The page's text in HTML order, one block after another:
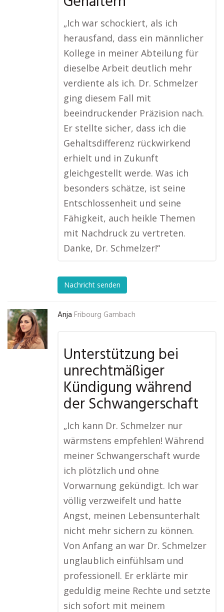
„Ich war schockiert, als ich
herausfand, dass ein männlicher
Kollege in meiner Abteilung für
dieselbe Arbeit deutlich mehr
verdiente als ich. Dr. Schmelzer
ging diesem Fall mit
beeindruckender Präzision nach.
Er stellte sicher, dass ich die
Gehaltsdifferenz rückwirkend
erhielt und in Zukunft
gleichgestellt werde. Was ich
besonders schätze, ist seine
Entschlossenheit und seine
Fähigkeit, auch heikle Themen
mit Nachdruck zu vertreten.
Danke, Dr. Schmelzer!“
Nachricht senden
Anja Fribourg Gambach
Unterstützung bei
unrechtmäßiger
Kündigung während
der Schwangerschaft
„Ich kann Dr. Schmelzer nur
wärmstens empfehlen! Während
meiner Schwangerschaft wurde
ich plötzlich und ohne
Vorwarnung gekündigt. Ich war
völlig verzweifelt und hatte
Angst, meinen Lebensunterhalt
nicht mehr sichern zu können.
Von Anfang an war Dr. Schmelzer
unglaublich einfühlsam und
professionell. Er erklärte mir
geduldig meine Rechte und setzte
sich sofort mit meinem